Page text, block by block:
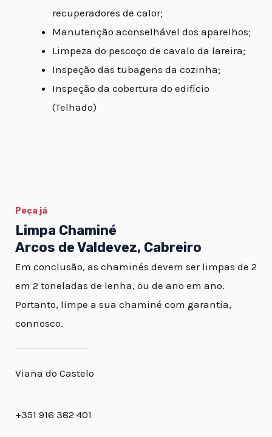
recuperadores de calor;
Manutenção aconselhável dos aparelhos;
Limpeza do pescoço de cavalo da lareira;
Inspeção das tubagens da cozinha;
Inspeção da cobertura do edifício
(Telhado)
Peça já
Limpa Chaminé
Arcos de Valdevez, Cabreiro
Em conclusão, as chaminés devem ser limpas de 2
em 2 toneladas de lenha, ou de ano em ano.
Portanto, limpe a sua chaminé com garantia,
connosco.
Viana do Castelo
+351 916 382 401